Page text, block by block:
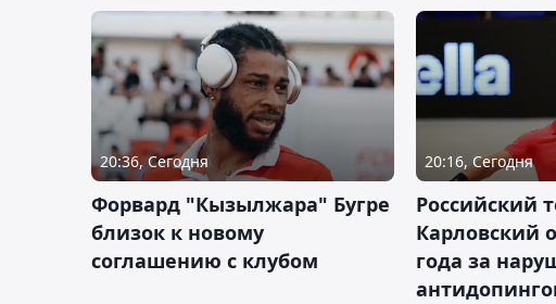
20:36, Сегодня
Форвард "Кызылжара" Бугре
близок к новому
соглашению с клубом
20:16, Сегодня
Российский
Карловский
года за